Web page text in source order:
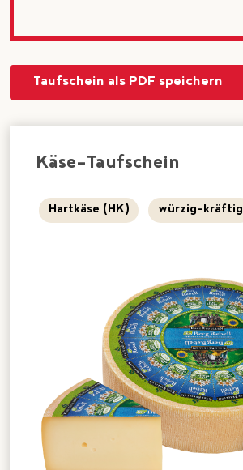
Taufschein als PDF speichern
Käse-Taufschein
Hartkäse (HK) würzig-kräftig